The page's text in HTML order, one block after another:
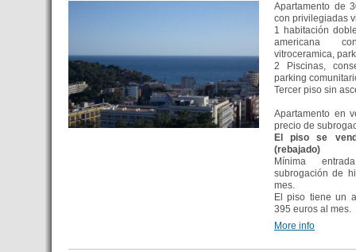
Apartamento de
con privilegiadas
1 habitación
americana
vitroceramica,
2 Piscinas,
parking
Tercer piso sin
Apartamento en
precio de
El piso se
(rebajado)
Mínima
subrogación de
mes.
El piso tiene un
395 euros al mes.
More info